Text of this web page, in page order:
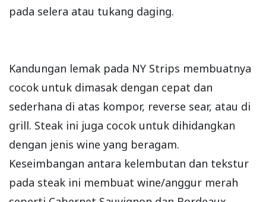
pada selera atau tukang daging.
Kandungan lemak pada NY Strips membuatnya
cocok untuk dimasak dengan cepat dan
sederhana di atas kompor, reverse sear, atau di
grill. Steak ini juga cocok untuk dihidangkan
dengan jenis wine yang beragam.
Keseimbangan antara kelembutan dan tekstur
pada steak ini membuat wine/anggur merah